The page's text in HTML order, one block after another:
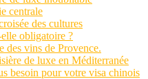
centrale
des cultures
obligatoire ?
des vins de Provence.
de luxe en Méditerranée
besoin pour votre visa chinois